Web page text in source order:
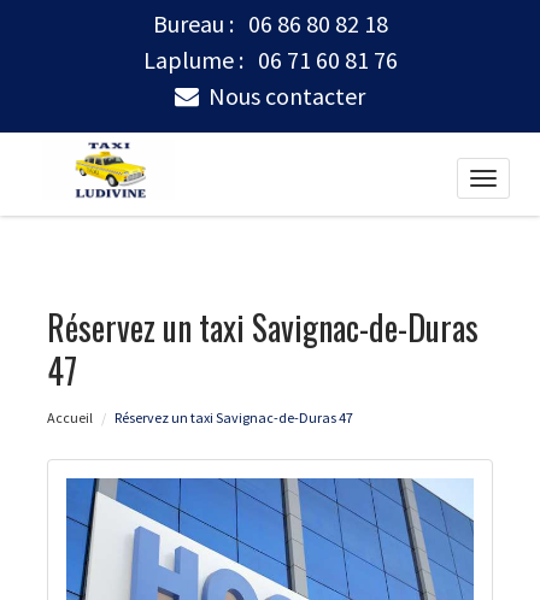
Bureau : 06 86 80 82 18
Laplume : 06 71 60 81 76
Nous contacter
Toggle
Réservez un taxi Savignac-de-Duras
47
Accueil Réservez un taxi Savignac-de-Duras 47